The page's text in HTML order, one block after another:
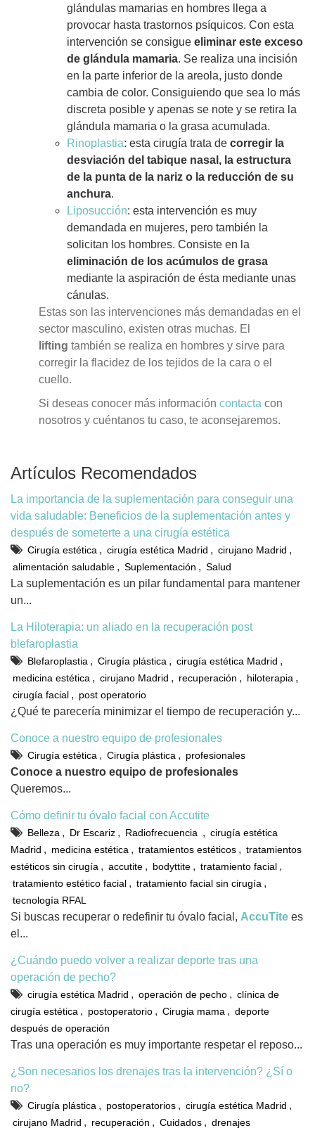
glándulas mamarias en hombres llega a
provocar hasta trastornos psíquicos. Con esta
intervención se consigue eliminar este exceso
de glándula mamaria. Se realiza una incisión
en la parte inferior de la areola, justo donde
cambia de color. Consiguiendo que sea lo más
discreta posible y apenas se note y se retira la
glándula mamaria o la grasa acumulada.
Rinoplastia: esta cirugía trata de corregir la
desviación del tabique nasal, la estructura
de la punta de la nariz o la reducción de su
anchura.
Liposucción: esta intervención es muy
demandada en mujeres, pero también la
solicitan los hombres. Consiste en la
eliminación de los acúmulos de grasa
mediante la aspiración de ésta mediante unas
cánulas.
Estas son las intervenciones más demandadas en el
sector masculino, existen otras muchas. El
lifting también se realiza en hombres y sirve para
corregir la flacidez de los tejidos de la cara o el
cuello.
Si deseas conocer más información contacta con
nosotros y cuéntanos tu caso, te aconsejaremos.
Artículos Recomendados
La importancia de la suplementación para conseguir una
vida saludable: Beneficios de la suplementación antes y
después de someterte a una cirugía estética
Cirugía estética , cirugía estética Madrid , cirujano Madrid ,
alimentación saludable , Suplementación , Salud
La suplementación es un pilar fundamental para mantener
un...
La Hiloterapia: un aliado en la recuperación post
blefaroplastia
Blefaroplastia , Cirugía plástica , cirugía estética Madrid ,
medicina estética , cirujano Madrid , recuperación , hiloterapia ,
cirugía facial , post operatorio
¿Qué te parecería minimizar el tiempo de recuperación y...
Conoce a nuestro equipo de profesionales
Cirugía estética , Cirugía plástica , profesionales
Conoce a nuestro equipo de profesionales
Queremos...
Cómo definir tu óvalo facial con Accutite
Belleza , Dr Escariz , Radiofrecuencia , cirugía estética
Madrid , medicina estética , tratamientos estéticos , tratamientos
estéticos sin cirugía , accutite , bodyttite , tratamiento facial ,
tratamiento estético facial , tratamiento facial sin cirugía ,
tecnología RFAL
Si buscas recuperar o redefinir tu óvalo facial, AccuTite es
el...
¿Cuándo puedo volver a realizar deporte tras una
operación de pecho?
cirugía estética Madrid , operación de pecho , clínica de
cirugía estética , postoperatorio , Cirugia mama , deporte
después de operación
Tras una operación es muy importante respetar el reposo...
¿Son necesarios los drenajes tras la intervención? ¿Sí o
no?
Cirugía plástica , postoperatorios , cirugía estética Madrid ,
cirujano Madrid , recuperación , Cuidados , drenajes